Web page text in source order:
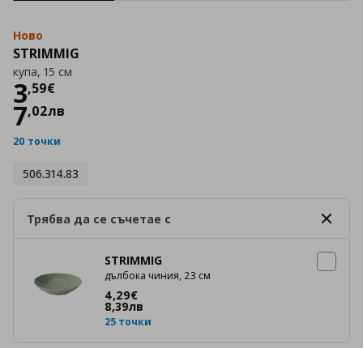
Ново
STRIMMIG
купа, 15 см
3,59€
Цена
7,02лв
20 точки
506.314.83
Трябва да се съчетае с
STRIMMIG
дълбока чиния, 23 см
4,29€
Цена
8,39лв
25 точки